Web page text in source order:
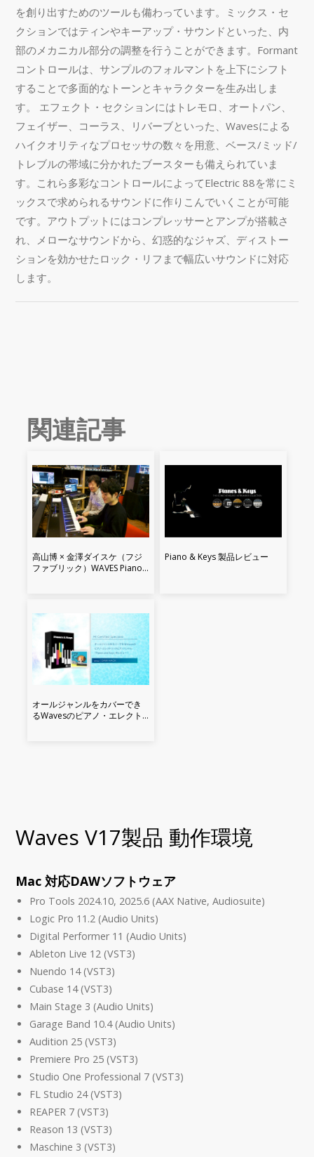
を創り出すためのツールも備わっています。ミックス・セ
クションではティンやキーアップ・サウンドといった、内
部のメカニカル部分の調整を行うことができます。Formant
コントロールは、サンプルのフォルマントを上下にシフト
することで多面的なトーンとキャラクターを生み出しま
す。 エフェクト・セクションにはトレモロ、オートパン、
フェイザー、コーラス、リバーブといった、Wavesによる
ハイクオリティなプロセッサの数々を用意、ベース/ミッド/
トレブルの帯域に分かれたブースターも備えられていま
す。これら多彩なコントロールによってElectric 88を常にミ
ックスで求められるサウンドに作りこんでいくことが可能
です。アウトプットにはコンプレッサーとアンプが搭載さ
れ、メローなサウンドから、幻惑的なジャズ、ディストー
ションを効かせたロック・リフまで幅広いサウンドに対応
します。
関連記事
高山博 × 金澤ダイスケ（フジ
ファブリック）WAVES Pianos
Piano & Keys 製品レビュー
オールジャンルをカバーでき
るWavesのピアノ・エレクト
Waves V17製品 動作環境
Mac 対応DAWソフトウェア
Pro Tools 2024.10, 2025.6 (AAX Native, Audiosuite)
Logic Pro 11.2 (Audio Units)
Digital Performer 11 (Audio Units)
Ableton Live 12 (VST3)
Nuendo 14 (VST3)
Cubase 14 (VST3)
Main Stage 3 (Audio Units)
Garage Band 10.4 (Audio Units)
Audition 25 (VST3)
Premiere Pro 25 (VST3)
Studio One Professional 7 (VST3)
FL Studio 24 (VST3)
REAPER 7 (VST3)
Reason 13 (VST3)
Maschine 3 (VST3)